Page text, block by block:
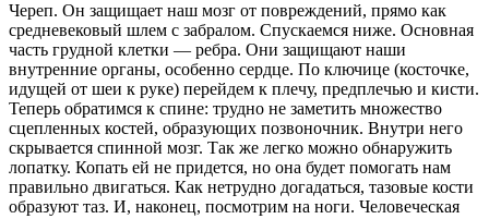
Череп. Он защищает наш мозг от повреждений, прямо как
средневековый шлем с забралом. Спускаемся ниже. Основная
часть грудной клетки — ребра. Они защищают наши
внутренние органы, особенно сердце. По ключице (косточке,
идущей от шеи к руке) перейдем к плечу, предплечью и кисти.
Теперь обратимся к спине: трудно не заметить множество
сцепленных костей, образующих позвоночник. Внутри него
скрывается спинной мозг. Так же легко можно обнаружить
лопатку. Копать ей не придется, но она будет помогать нам
правильно двигаться. Как нетрудно догадаться, тазовые кости
образуют таз. И, наконец, посмотрим на ноги. Человеческая